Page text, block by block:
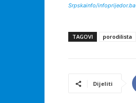
Srpskainfo/infoprijedor.ba
TAGOVI porodilista
Dijeliti